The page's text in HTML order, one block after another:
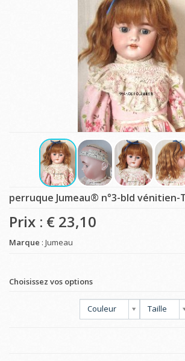
perruque Jumeau® n°3-bld vénitien-
Prix : € 23,10
Marque : Jumeau
Choisissez vos options
Couleur Taille